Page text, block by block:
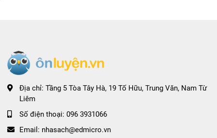
Địa chỉ: Tầng 5 Tòa Tây Hà, 19 Tố Hữu, Trung Văn, Nam Từ
Liêm
Số điện thoại: 096 3931066
Email: nhasach@edmicro.vn